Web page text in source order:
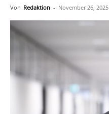
Von Redaktion - November 26, 2025